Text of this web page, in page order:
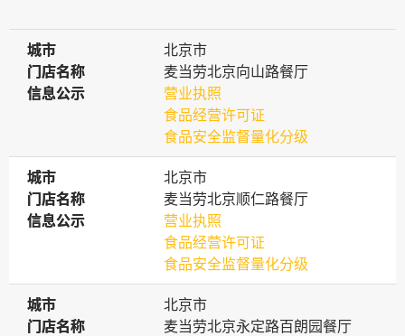
城市
城市
北京市
门店名称
门店名称
麦当劳北京向山路餐厅
信息公示
信息公示
营业执照
食品经营许可证
食品安全监督量化分级
城市
城市
北京市
门店名称
门店名称
麦当劳北京顺仁路餐厅
信息公示
信息公示
营业执照
食品经营许可证
食品安全监督量化分级
城市
城市
北京市
门店名称
门店名称
麦当劳北京永定路百朗园餐厅